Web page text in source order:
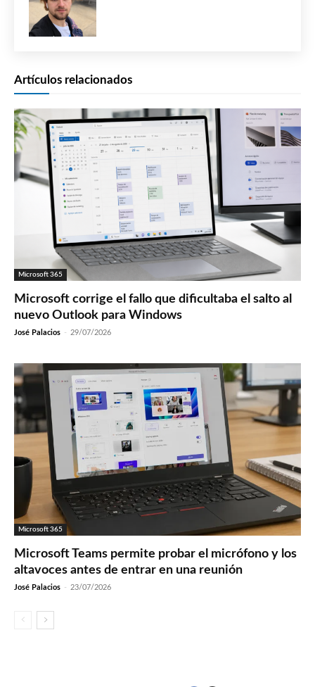
Artículos relacionados
Microsoft 365
Microsoft corrige el fallo que dificultaba el salto al
nuevo Outlook para Windows
José Palacios - 29/07/2026
Microsoft 365
Microsoft Teams permite probar el micrófono y los
altavoces antes de entrar en una reunión
José Palacios - 23/07/2026